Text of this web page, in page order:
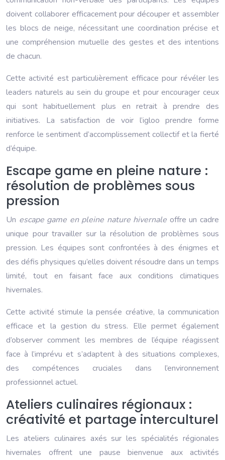
doivent collaborer efficacement pour découper et assembler
les blocs de neige, nécessitant une coordination précise et
une compréhension mutuelle des gestes et des intentions
de chacun.
Cette activité est particulièrement efficace pour révéler les
leaders naturels au sein du groupe et pour encourager ceux
qui sont habituellement plus en retrait à prendre des
initiatives. La satisfaction de voir l’igloo prendre forme
renforce le sentiment d’accomplissement collectif et la fierté
d’équipe.
Escape game en pleine nature :
résolution de problèmes sous
pression
Un escape game en pleine nature hivernale offre un cadre
unique pour travailler sur la résolution de problèmes sous
pression. Les équipes sont confrontées à des énigmes et
des défis physiques qu’elles doivent résoudre dans un temps
limité, tout en faisant face aux conditions climatiques
hivernales.
Cette activité stimule la pensée créative, la communication
efficace et la gestion du stress. Elle permet également
d’observer comment les membres de l’équipe réagissent
face à l’imprévu et s’adaptent à des situations complexes,
des compétences cruciales dans l’environnement
professionnel actuel.
Ateliers culinaires régionaux :
créativité et partage interculturel
Les ateliers culinaires axés sur les spécialités régionales
hivernales offrent une pause bienvenue aux activités